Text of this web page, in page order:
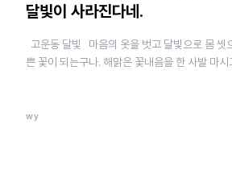
달빛이 사라진다네.
고운동 달빛 마음의 옷을 벗고 달빛으로 몸 씻
쁜 꽃이 되는구나. 해맑은 꽃내음을 한 사발 마
wy